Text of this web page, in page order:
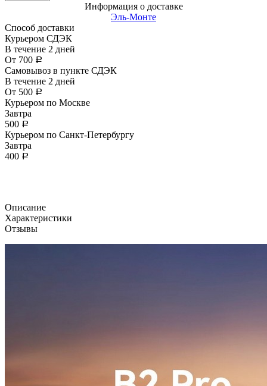
Информация о доставке
Эль-Монте
Способ доставки
Курьером СДЭК
В течение 2 дней
От 700 Р
Самовывоз в пункте СДЭК
В течение 2 дней
От 500 Р
Курьером по Москве
Завтра
500 Р
Курьером по Санкт-Петербургу
Завтра
400 Р
Описание
Характеристики
Отзывы